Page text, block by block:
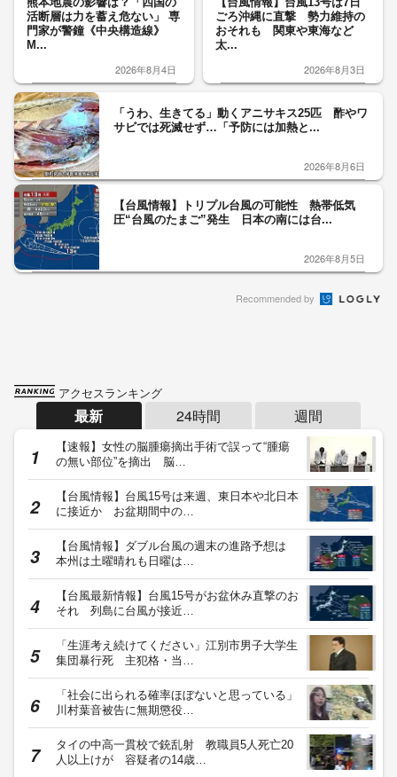
活断層は力を蓄え危ない」 専
門家が警鐘《中央構造線》
M...
2026年8月4日
ごろ沖縄に直撃 勢力維持の
おそれも 関東や東海など
太...
2026年8月3日
「うわ、生きてる」動くアニサキス25匹 酢やワ
サビでは死滅せず…「予防には加熱と...
2026年8月6日
【台風情報】トリプル台風の可能性 熱帯低気
圧“台風のたまご”発生 日本の南には台...
2026年8月5日
Recommended by
アクセスランキング
最新 24時間 週間
【速報】女性の脳腫瘍摘出手術で誤って“腫瘍
の無い部位”を摘出 脳…
【台風情報】台風15号は来週、東日本や北日本
に接近か お盆期間中の…
【台風情報】ダブル台風の週末の進路予想は
本州は土曜晴れも日曜は…
【台風最新情報】台風15号がお盆休み直撃のお
それ 列島に台風が接近…
「生涯考え続けてください」江別市男子大学生
集団暴行死 主犯格・当…
「社会に出られる確率ほぼないと思っている」
川村葉音被告に無期懲役…
タイの中高一貫校で銃乱射 教職員5人死亡20
人以上けが 容疑者の14歳…